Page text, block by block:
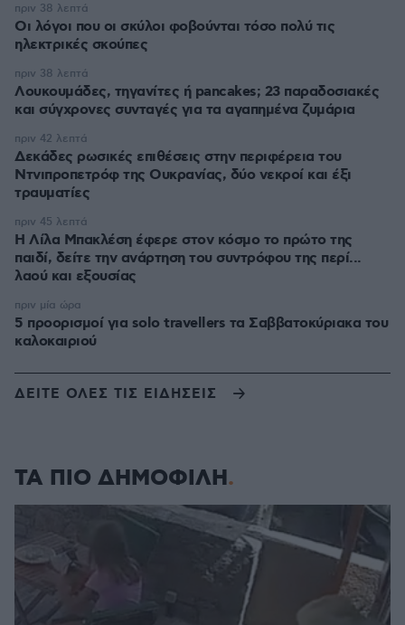
Οι λόγοι που οι σκύλοι φοβούνται τόσο πολύ τις
ηλεκτρικές σκούπες
πριν 38 λεπτά
Λουκουμάδες, τηγανίτες ή pancakes; 23 παραδοσιακές
και σύγχρονες συνταγές για τα αγαπημένα ζυμάρια
πριν 38 λεπτά
Δεκάδες ρωσικές επιθέσεις στην περιφέρεια του
Ντνιπροπετρόφ της Ουκρανίας, δύο νεκροί και έξι
τραυματίες
πριν 42 λεπτά
Η Λίλα Μπακλέση έφερε στον κόσμο το πρώτο της
παιδί, δείτε την ανάρτηση του συντρόφου της περί...
λαού και εξουσίας
πριν 45 λεπτά
5 προορισμοί για solo travellers τα Σαββατοκύριακα του
καλοκαιριού
πριν μία ώρα
ΔΕΙΤΕ ΟΛΕΣ ΤΙΣ ΕΙΔΗΣΕΙΣ
ΤΑ ΠΙΟ ΔΗΜΟΦΙΛΗ